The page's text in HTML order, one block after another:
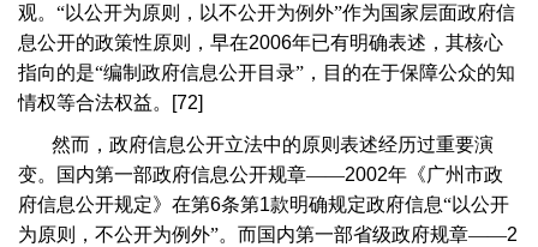
观。“以公开为原则，以不公开为例外”作为国家层面政府信
息公开的政策性原则，早在2006年已有明确表述，其核心
指向的是“编制政府信息公开目录”，目的在于保障公众的知
情权等合法权益。
[72]
然而，政府信息公开立法中的原则表述经历过重要演
变。国内第一部政府信息公开规章——2002年《广州市政
府信息公开规定》在第6条第1款明确规定政府信息“以公开
为原则，不公开为例外”。而国内第一部省级政府规章——2